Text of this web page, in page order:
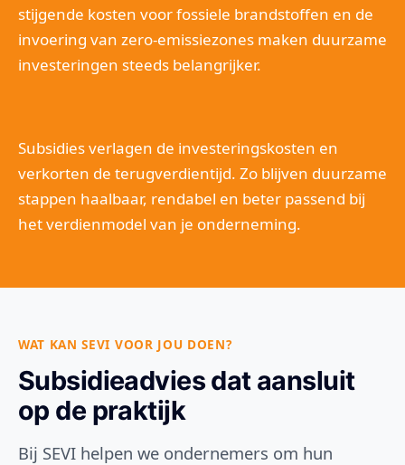
stijgende kosten voor fossiele brandstoffen en de
invoering van zero-emissiezones maken duurzame
investeringen steeds belangrijker.
Subsidies verlagen de investeringskosten en
verkorten de terugverdientijd. Zo blijven duurzame
stappen haalbaar, rendabel en beter passend bij
het verdienmodel van je onderneming.
WAT KAN SEVI VOOR JOU DOEN?
Subsidieadvies dat aansluit
op de praktijk
Bij SEVI helpen we ondernemers om hun